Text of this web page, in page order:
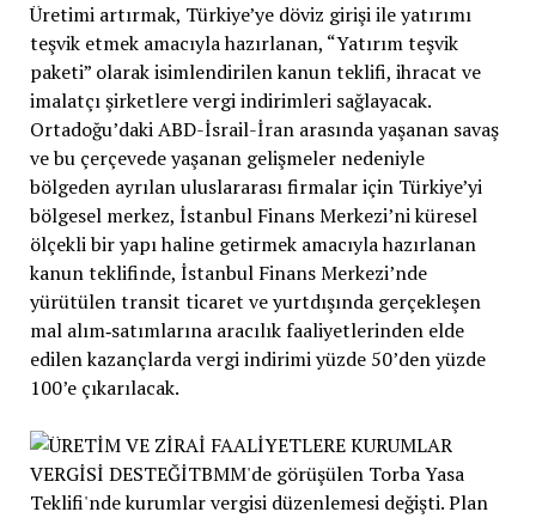
Üretimi artırmak, Türkiye’ye döviz girişi ile yatırımı
teşvik etmek amacıyla hazırlanan, “Yatırım teşvik
paketi” olarak isimlendirilen kanun teklifi, ihracat ve
imalatçı şirketlere vergi indirimleri sağlayacak.
Ortadoğu’daki ABD-İsrail-İran arasında yaşanan savaş
ve bu çerçevede yaşanan gelişmeler nedeniyle
bölgeden ayrılan uluslararası firmalar için Türkiye’yi
bölgesel merkez, İstanbul Finans Merkezi’ni küresel
ölçekli bir yapı haline getirmek amacıyla hazırlanan
kanun teklifinde, İstanbul Finans Merkezi’nde
yürütülen transit ticaret ve yurtdışında gerçekleşen
mal alım‑satımlarına aracılık faaliyetlerinden elde
edilen kazançlarda vergi indirimi yüzde 50’den yüzde
100’e çıkarılacak.